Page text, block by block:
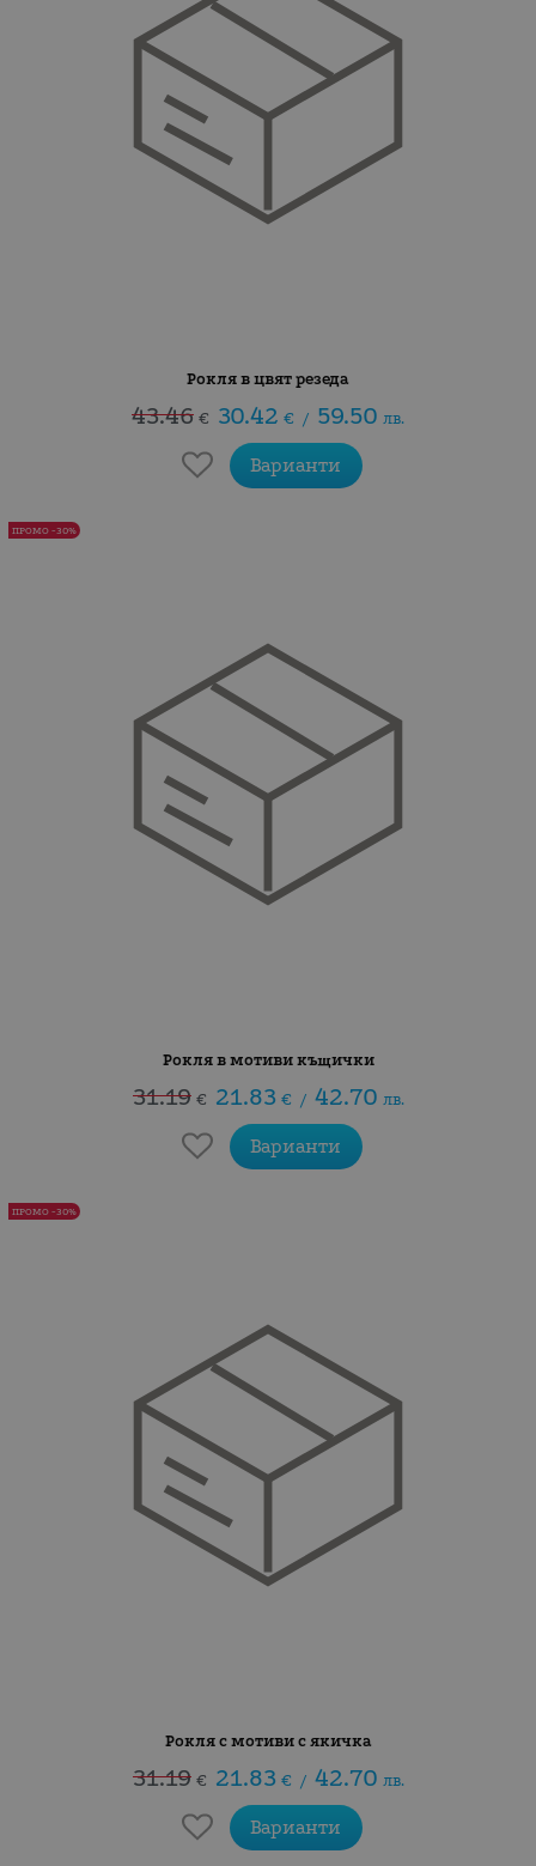
Рокля в цвят резеда
43.46 € 30.42 € / 59.50 лв.
Варианти
Рокля в мотиви къщички
31.19 € 21.83 € / 42.70 лв.
Варианти
ПРОМО -30%
Рокля с мотиви с якичка
31.19 € 21.83 € / 42.70 лв.
Варианти
ПРОМО -30%